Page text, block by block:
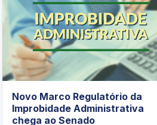
Novo Marco Regulatório da
Improbidade Administrativa
chega ao Senado